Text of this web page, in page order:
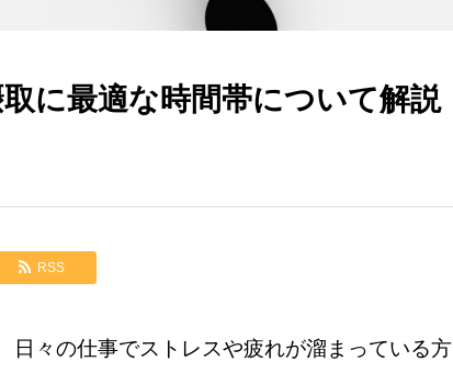
に最適な時間帯について解説
RSS
々の仕事でストレスや疲れが溜まっている方